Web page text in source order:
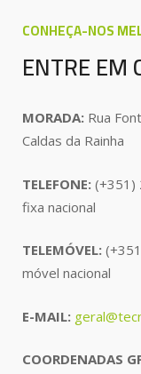
CONHEÇA-NOS
ENTRE EM
MORADA: Rua
Caldas da Rainha
TELEFONE: (+351)
fixa nacional
TELEMÓVEL:
móvel nacional
E-MAIL:
COORDENADAS